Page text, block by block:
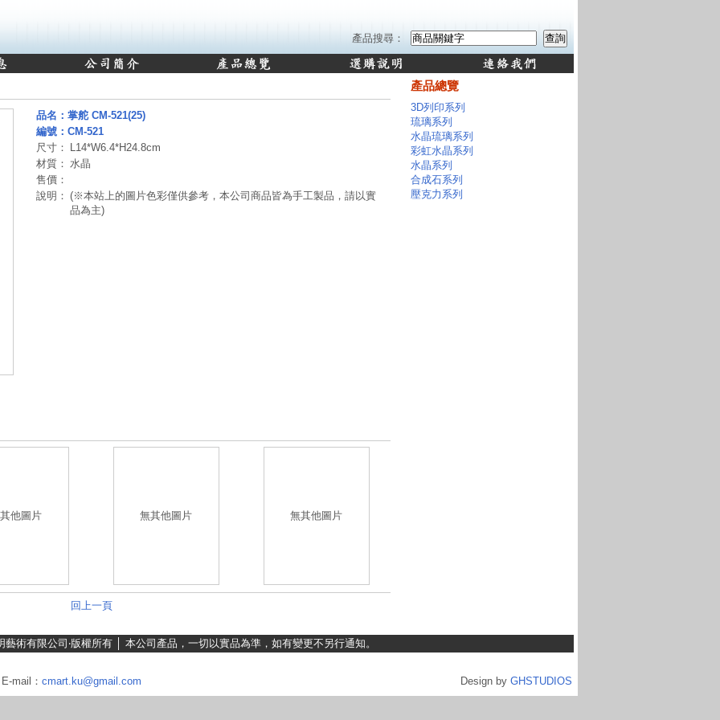
產品搜尋：
品名：掌舵 CM-521(25)
編號：CM-521
尺寸：
L14*W6.4*H24.8cm
材質： 水晶
售價：
說明： (※本站上的圖片色彩僅供參考，本公司商品皆為手工製品，請以實
品為主)
他圖片 無其他圖片 無其他圖片
回上一頁
產品總覽
3D列印系列
琉璃系列
水晶琉璃系列
彩虹水晶系列
水晶系列
合成石系列
壓克力系列
藝術有限公司‧版權所有 │ 本公司產品，一切以實品為準，如有變更不另行通知。
mail： cmart.ku@gmail.com Design by GHSTUDIOS